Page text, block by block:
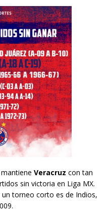
Veracruz con tan
sin victoria en Liga MX.
torneo corto es de Indios,